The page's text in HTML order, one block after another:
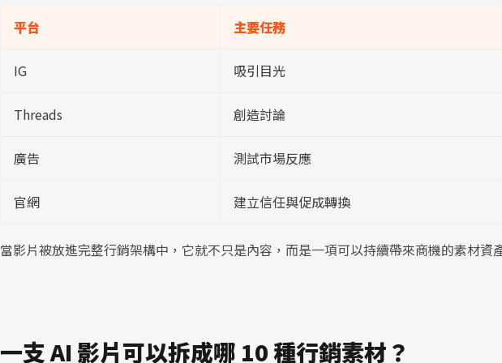
平台 主要任務
IG 吸引目光
Threads 創造討論
廣告 測試市場反應
官網 建立信任與促成轉換
當影片被放進完整行銷架構中，它就不只是內容，而是一項可以持續帶來商機的素材資
一支 AI 影片可以拆成哪 10 種行銷素材？